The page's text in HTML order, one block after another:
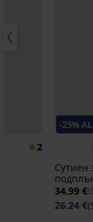
2
-25%
Сутиен
34,99 €
26,24 €